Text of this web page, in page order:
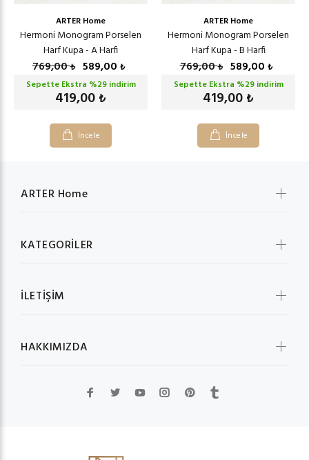
ARTER Home
Hermoni Monogram Porselen
Harf Kupa - A Harfi
769,00₺ 589,00 ₺
Sepette Ekstra %29indirim
419,00 ₺
İncele
ARTER Home
Hermoni Monogram Porselen
Harf Kupa - B Harfi
769,00₺ 589,00 ₺
Sepette Ekstra %29indirim
419,00 ₺
İncele
ARTER Home
KATEGORİLER
İLETİŞİM
HAKKIMIZDA